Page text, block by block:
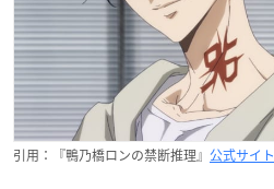
引用：『鴨乃橋ロンの禁断推理』 公式サイト